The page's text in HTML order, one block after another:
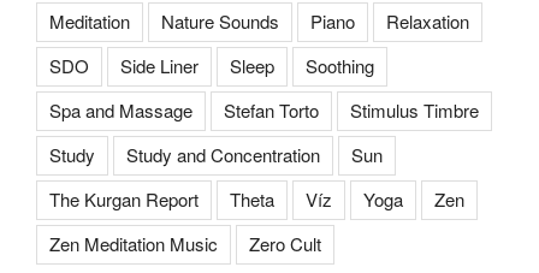
Meditation Nature Sounds Piano
Relaxation
SDO
Side Liner Sleep
Soothing
Spa and Massage
Stefan Torto
Stimulus Timbre
Study
Study and Concentration
Sun
The Kurgan Report
Theta Víz Yoga
Zen
Zen Meditation Music
Zero Cult